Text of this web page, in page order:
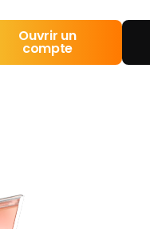
Ouvrir un
compte